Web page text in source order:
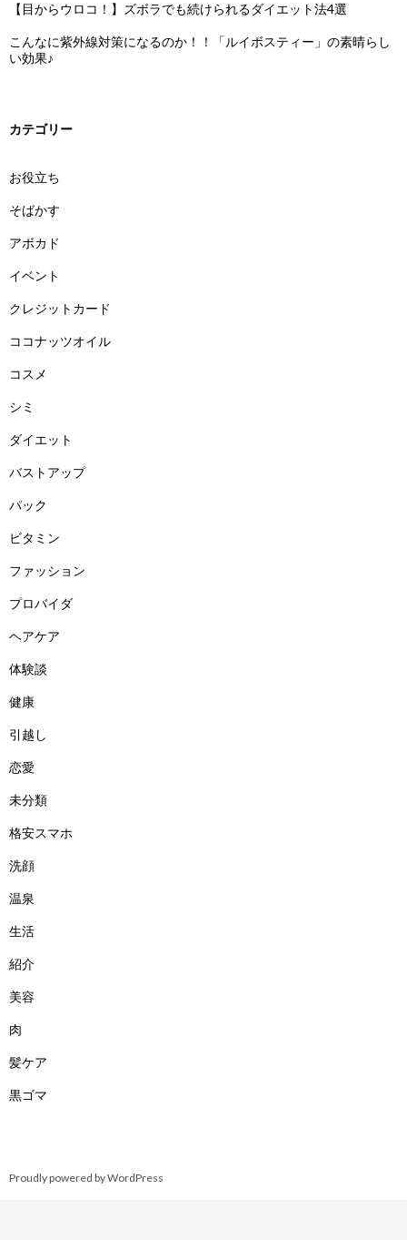
【目からウロコ！】ズボラでも続けられるダイエット法4選
こんなに紫外線対策になるのか！！「ルイボスティー」の素晴らし
い効果♪
カテゴリー
お役立ち
そばかす
アボカド
イベント
クレジットカード
ココナッツオイル
コスメ
シミ
ダイエット
バストアップ
パック
ビタミン
ファッション
プロバイダ
ヘアケア
体験談
健康
引越し
恋愛
未分類
格安スマホ
洗顔
温泉
生活
紹介
美容
肉
髪ケア
黒ゴマ
Proudly powered by WordPress